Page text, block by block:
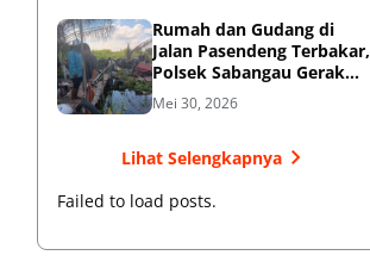
Rumah dan Gudang di
Jalan Pasendeng Terbakar,
Polsek Sabangau Gerak
Cepat Datangi TKP
Mei 30, 2026
Lihat Selengkapnya
Failed to load posts.